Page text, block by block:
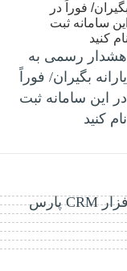
هشدار رسمی به
یارانه بگیران/ فوراً
در این سامانه ثبت
نام کنید
تحلیل سرمایه با نرم افزار CRM پارس